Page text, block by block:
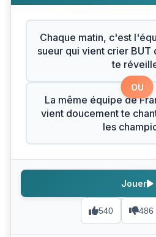
Chaque matin, c'est
sueur qui vient crier
te
OU
La même équipe de
vient doucement te
les
540 486
Jouer